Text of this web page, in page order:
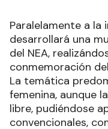
Paralelamente a la
desarrollará una
del NEA,
conmemoración
La temática
femenina, aunque
libre, pudiéndose
convencionales,